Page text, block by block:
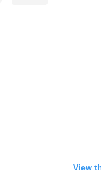
View